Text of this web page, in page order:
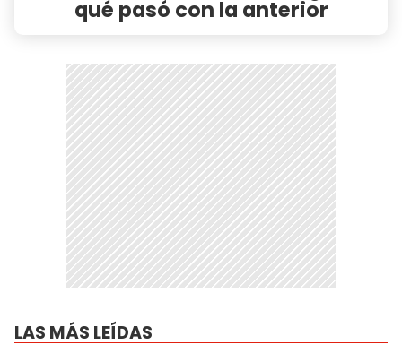
qué pasó con la anterior
LAS MÁS LEÍDAS